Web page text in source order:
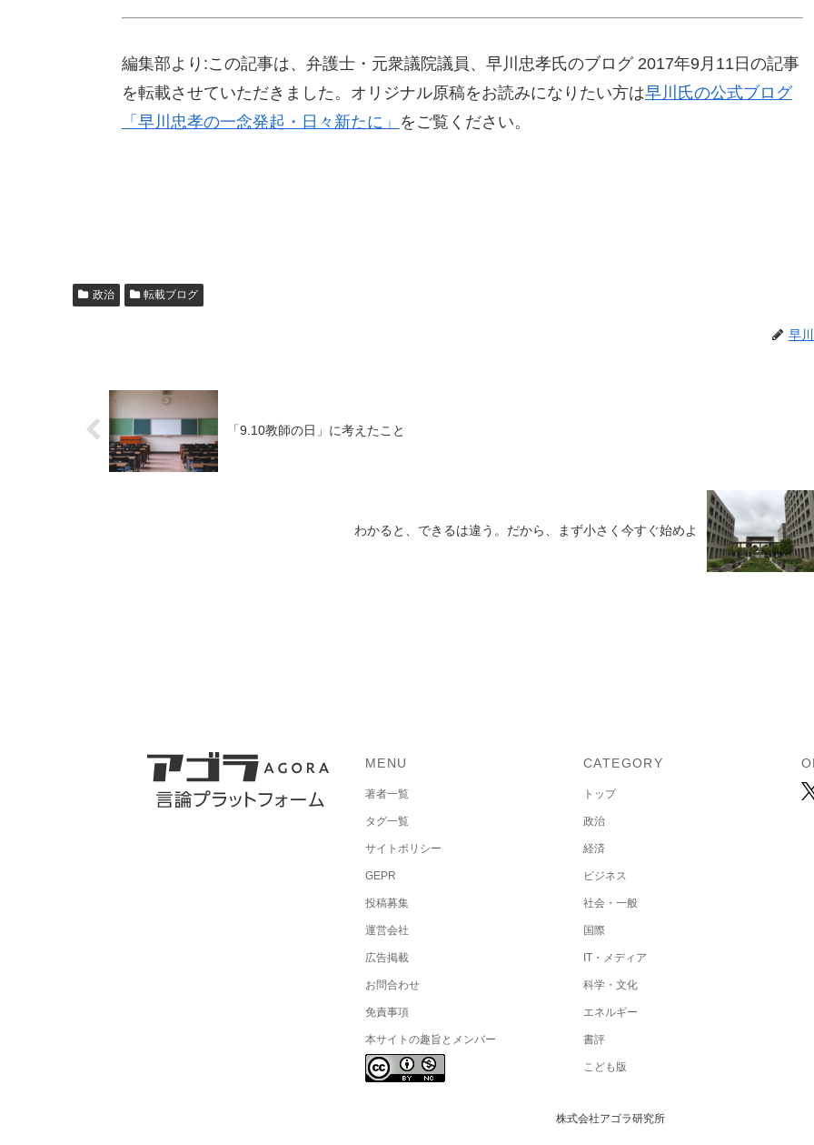
編集部より:この記事は、弁護士・元衆議院議員、早川忠孝氏のブログ 2017年9月11日の記事
を転載させていただきました。オリジナル原稿をお読みになりたい方は早川氏の公式ブログ
「早川忠孝の一念発起・日々新たに」 をご覧ください。
政治 転載ブログ
早
「9.10教師の日」に考えたこと
わかると、できるは違う。だから、まず小さく今すぐ始めよ
MENU
著者一覧
タグ一覧
サイトポリシー
GEPR
投稿募集
運営会社
広告掲載
お問合わせ
免責事項
本サイトの趣旨とメンバー
CATEGORY
トップ
政治
経済
ビジネス
社会・一般
国際
IT・メディア
科学・文化
エネルギー
書評
こども版
株式会社アゴラ研究所